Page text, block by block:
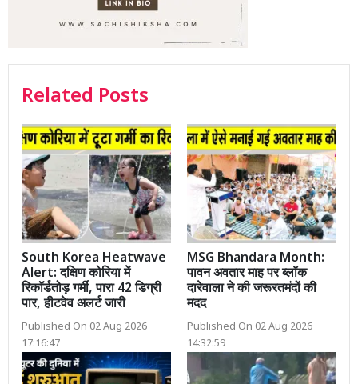
Related Posts
South Korea Heatwave
Alert: दक्षिण कोरिया में
रिकॉर्डतोड़ गर्मी, पारा 42 डिग्री
पार, हीटवेव अलर्ट जारी
Published On 02 Aug 2026
17:16:47
MSG Bhandara Month:
पावन अवतार माह पर ब्लॉक
दारेवाला ने की जरूरतमंदों की
मदद
Published On 02 Aug 2026
14:32:59